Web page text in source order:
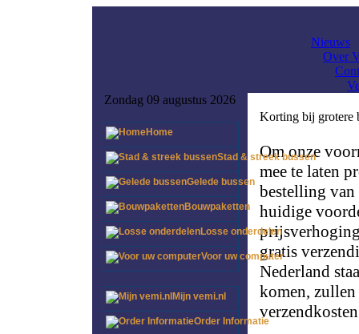
Nieuws
Over
Zondag 09 augustus 2026
Home
Stad & streek bussen
Gelede bussen
Bouwpaketten
Losse onderdelen
Voor uw computer
Mijn vemi.nl
Order Informatie
Korting bij grotere
Om onze
mee te laten
bestelling van
huidige
gratis
Nederland
komen,